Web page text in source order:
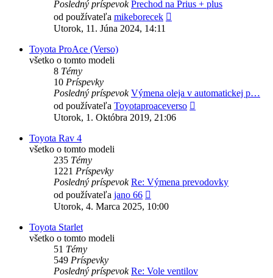
Posledný príspevok Prechod na Prius + plus
od používateľa mikeborecek
Utorok, 11. Júna 2024, 14:11
Toyota ProAce (Verso)
všetko o tomto modeli
8 Témy
10 Príspevky
Posledný príspevok Výmena oleja v automatickej p…
od používateľa Toyotaproaceverso
Utorok, 1. Októbra 2019, 21:06
Toyota Rav 4
všetko o tomto modeli
235 Témy
1221 Príspevky
Posledný príspevok Re: Výmena prevodovky
od používateľa jano 66
posledný
Utorok, 4. Marca 2025, 10:00
Toyota Starlet
všetko o tomto modeli
51 Témy
549 Príspevky
Posledný príspevok Re: Vole ventilov